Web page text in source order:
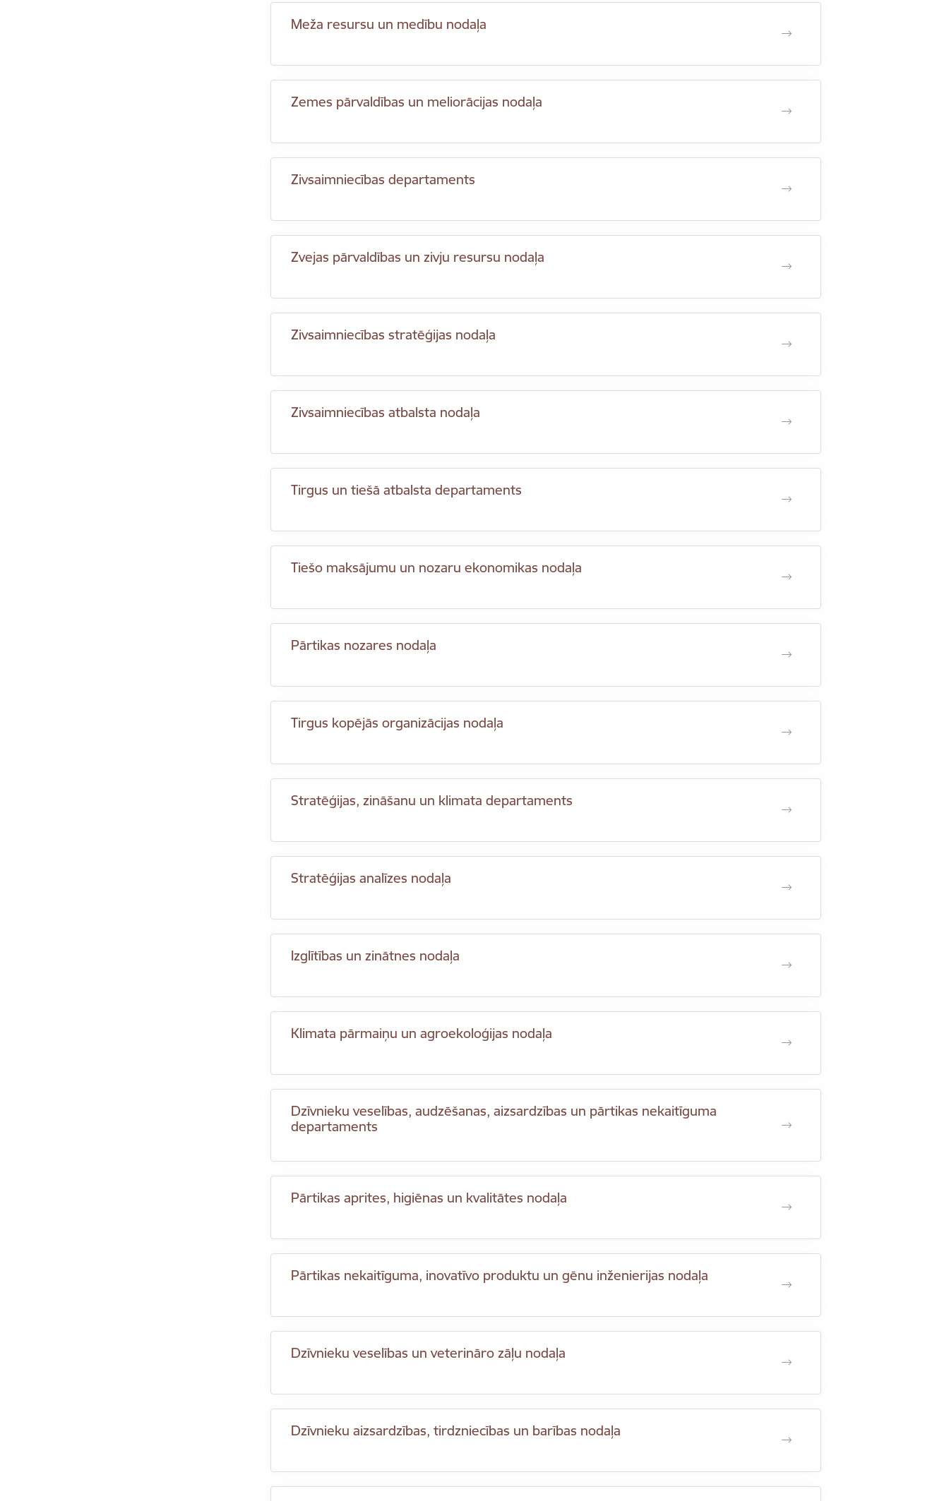
Meža resursu un medību nodaļa
Zemes pārvaldības un meliorācijas nodaļa
Zivsaimniecības departaments
Zvejas pārvaldības un zivju resursu nodaļa
Zivsaimniecības stratēģijas nodaļa
Zivsaimniecības atbalsta nodaļa
Tirgus un tiešā atbalsta departaments
Tiešo maksājumu un nozaru ekonomikas nodaļa
Pārtikas nozares nodaļa
Tirgus kopējās organizācijas nodaļa
Stratēģijas, zināšanu un klimata departaments
Stratēģijas analīzes nodaļa
Izglītības un zinātnes nodaļa
Klimata pārmaiņu un agroekoloģijas nodaļa
Dzīvnieku veselības, audzēšanas, aizsardzības un pārtikas nekaitīguma
departaments
Pārtikas aprites, higiēnas un kvalitātes nodaļa
Pārtikas nekaitīguma, inovatīvo produktu un gēnu inženierijas nodaļa
Dzīvnieku veselības un veterināro zāļu nodaļa
Dzīvnieku aizsardzības, tirdzniecības un barības nodaļa